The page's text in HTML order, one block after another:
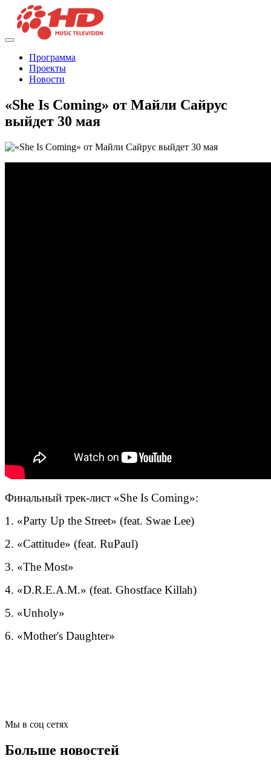
Программа
Проекты
Новости
«She Is Coming» от Майли Сайрус
выйдет 30 мая
Финальный трек-лист «She Is Coming»:
1. «Party Up the Street» (feat. Swae Lee)
2. «Cattitude» (feat. RuPaul)
3. «The Most»
4. «D.R.E.A.M.» (feat. Ghostface Killah)
5. «Unholy»
6. «Mother's Daughter»
Мы в соц сетях
Больше новостей